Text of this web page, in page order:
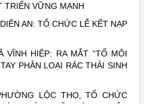
TRIỂN VỮNG MẠNH
AN: TỔ CHỨC LỄ KẾT NẠP
VĨNH HIỆP: RA MẮT “TỔ MÔI
PHÂN LOẠI RÁC THẢI SINH
LỘC THỌ, TỔ CHỨC